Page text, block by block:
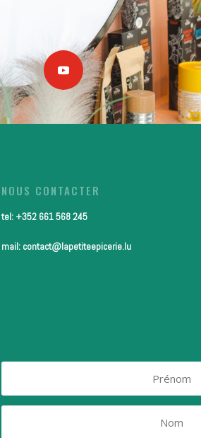
NOUS CONTACTER
tel: +352 661 568 245
mail: contact@lapetiteepicerie.lu